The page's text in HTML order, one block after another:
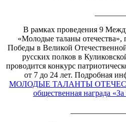
В рамках проведения 9
«Молодые таланы
Победы в Великой
русских полков в
проводится конкурс
от 7 до 24 лет. Подробная
МОЛОДЫЕ ТАЛАНТЫ
общественная награда